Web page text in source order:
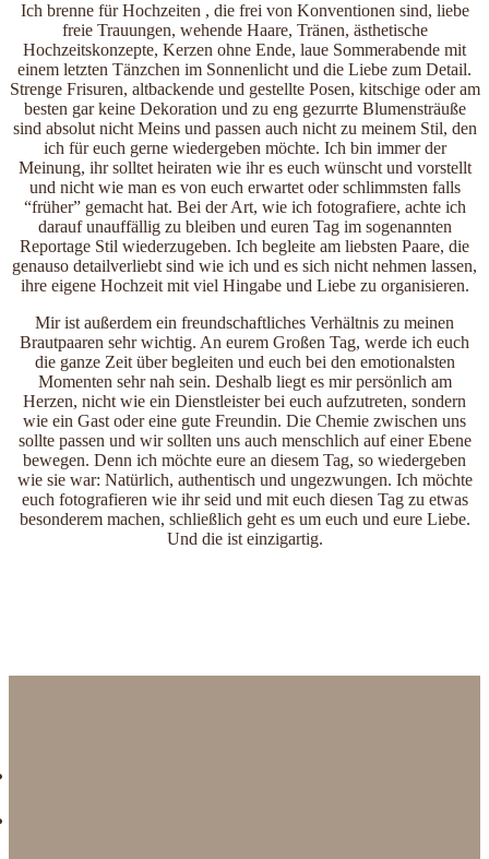
Ich brenne für Hochzeiten , die frei von Konventionen sind, liebe
freie Trauungen, wehende Haare, Tränen, ästhetische
Hochzeitskonzepte, Kerzen ohne Ende, laue Sommerabende mit
einem letzten Tänzchen im Sonnenlicht und die Liebe zum Detail.
Strenge Frisuren, altbackende und gestellte Posen, kitschige oder am
besten gar keine Dekoration und zu eng gezurrte Blumensträuße
sind absolut nicht Meins und passen auch nicht zu meinem Stil, den
ich für euch gerne wiedergeben möchte. Ich bin immer der
Meinung, ihr solltet heiraten wie ihr es euch wünscht und vorstellt
und nicht wie man es von euch erwartet oder schlimmsten falls
“früher” gemacht hat. Bei der Art, wie ich fotografiere, achte ich
darauf unauffällig zu bleiben und euren Tag im sogenannten
Reportage Stil wiederzugeben. Ich begleite am liebsten Paare, die
genauso detailverliebt sind wie ich und es sich nicht nehmen lassen,
ihre eigene Hochzeit mit viel Hingabe und Liebe zu organisieren.
Mir ist außerdem ein freundschaftliches Verhältnis zu meinen
Brautpaaren sehr wichtig. An eurem Großen Tag, werde ich euch
die ganze Zeit über begleiten und euch bei den emotionalsten
Momenten sehr nah sein. Deshalb liegt es mir persönlich am
Herzen, nicht wie ein Dienstleister bei euch aufzutreten, sondern
wie ein Gast oder eine gute Freundin. Die Chemie zwischen uns
sollte passen und wir sollten uns auch menschlich auf einer Ebene
bewegen. Denn ich möchte eure an diesem Tag, so wiedergeben
wie sie war: Natürlich, authentisch und ungezwungen. Ich möchte
euch fotografieren wie ihr seid und mit euch diesen Tag zu etwas
besonderem machen, schließlich geht es um euch und eure Liebe.
Und die ist einzigartig.